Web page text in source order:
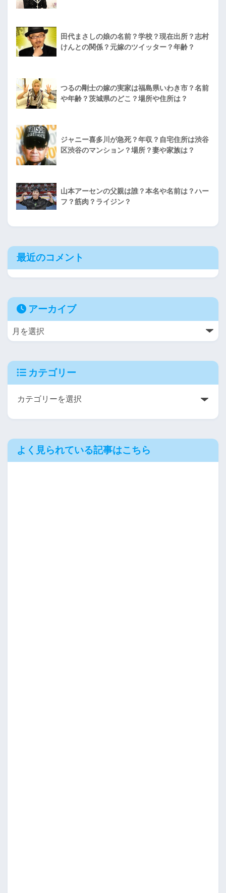
田代まさしの娘の名前？学校？現在出所？志村
けんとの関係？元嫁のツイッター？年齢？
つるの剛士の嫁の実家は福島県いわき市？名前
や年齢？茨城県のどこ？場所や住所は？
ジャニー喜多川が急死？年収？自宅住所は渋谷
区渋谷のマンション？場所？妻や家族は？
山本アーセンの父親は誰？本名や名前は？ハー
フ？筋肉？ライジン？
最近のコメント
アーカイブ
カテゴリー
よく見られている記事はこちら